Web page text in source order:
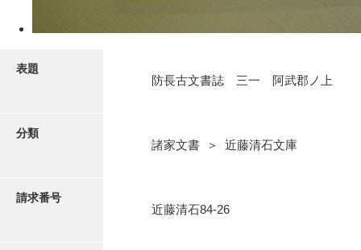
5ページ
6ページ
表題
防長古文書誌 三一 阿武郡ノ上
分類
諸家文書 ＞ 近藤清石文庫
請求番号
近藤清石84-26